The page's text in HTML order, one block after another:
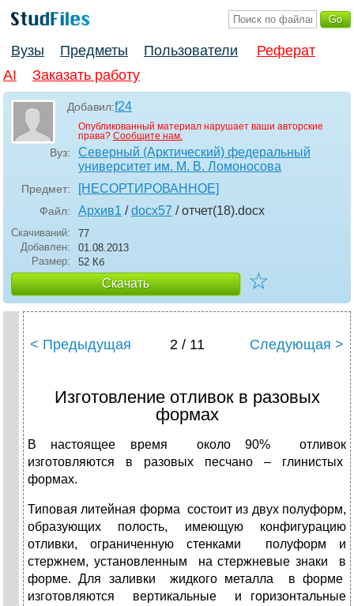
Вузы Предметы Пользователи
Реферат
AI
Заказать работу
Добавил:f24
Опубликованный материал нарушает ваши авторские
права? Сообщите нам.
Вуз:
Северный (Арктический) федеральный
университет им. М. В. Ломоносова
Предмет: [НЕСОРТИРОВАННОЕ]
Файл: Архив1 /docx57 / отчет(18).docx
Скачиваний:
77
Добавлен:
01.08.2013
Размер:
52 Кб
Скачать ☆
< Предыдущая 2 / 11 Следующая >
Изготовление отливок в разовых
формах
В настоящее время около 90% отливок
изготовляются в разовых песчано – глинистых
формах.
Типовая литейная форма состоит из двух полуформ,
образующих полость, имеющую конфигурацию
отливки, ограниченную стенками полуформ и
стержнем, установленным на стержневые знаки в
форме. Для заливки жидкого металла в форме
изготовляются вертикальные и горизонтальные